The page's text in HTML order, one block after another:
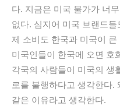
다. 지금은 미국 물가가 너
없다. 심지어 미국 브랜드
제 소비도 한국과 미국이
미국인들이 한국에 오면 호
각국의 사람들이 미국의 생
로를 불행하다고 생각한다.
같은 이유라고 생각한다.